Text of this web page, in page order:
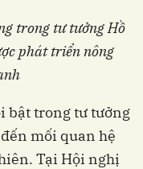
trong tư tưởng Hồ
phát triển nông
bật trong tư tưởng
mối quan hệ
Tại Hội nghị